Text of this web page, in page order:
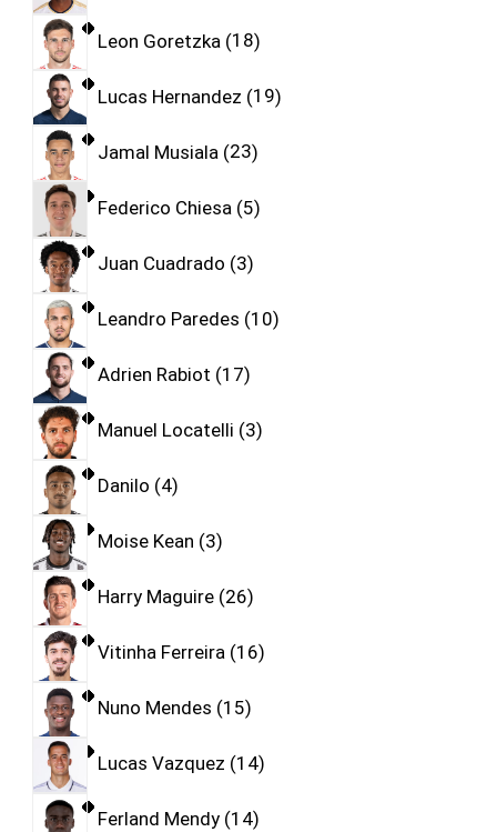
Leon Goretzka 18
Lucas Hernandez 19
Jamal Musiala 23
Federico Chiesa 5
Juan Cuadrado 3
Leandro Paredes 10
Adrien Rabiot 17
Manuel Locatelli 3
Danilo 4
Moise Kean 3
Harry Maguire 26
Vitinha Ferreira 16
Nuno Mendes 15
Lucas Vazquez 14
Ferland Mendy 14